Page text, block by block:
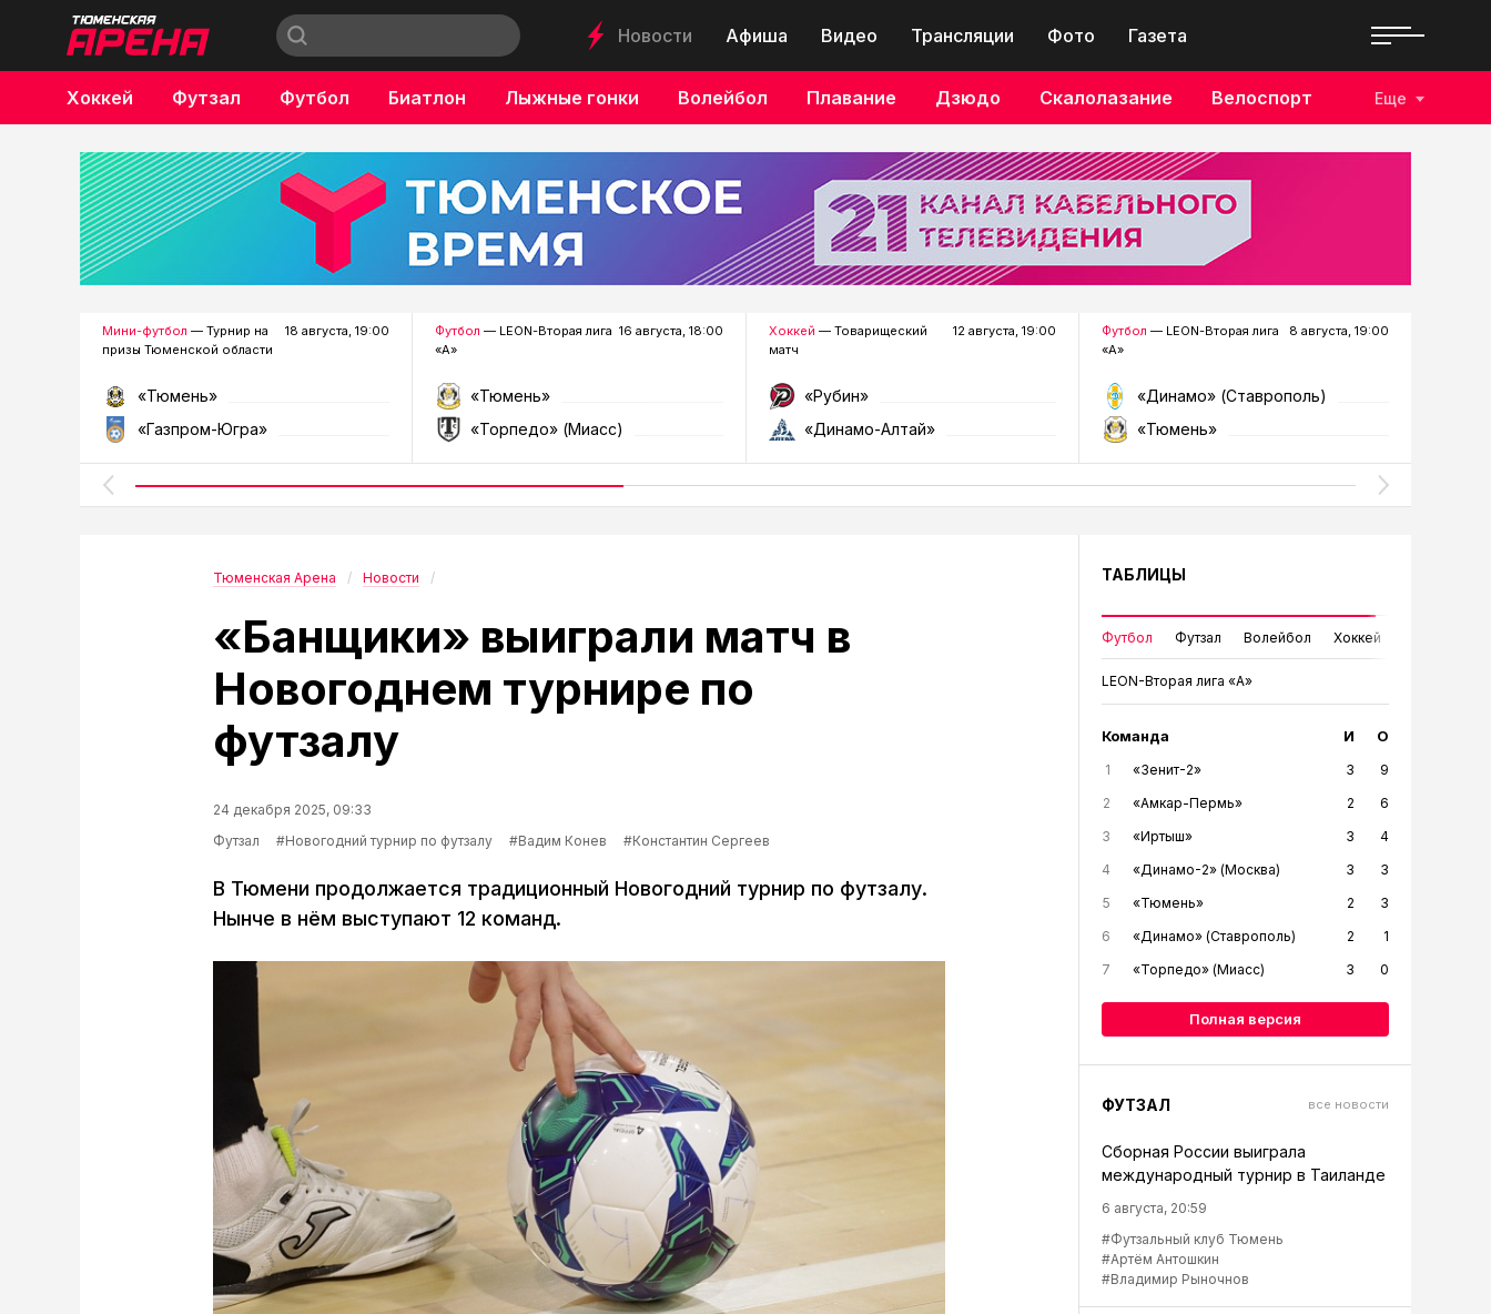
Новости Афиша Видео Трансляции Фото Газета
Хоккей Футзал Футбол Биатлон Лыжные гонки Волейбол Плавание Дзюдо Скалолазание Велоспорт
Бокс
Еще
Мини-футбол — Турнир на
призы Тюменской области
18 августа, 19:00
«Тюмень»
«Газпром-Югра»
Футбол — LEON-Вторая лига
«А»
16 августа, 18:00
«Тюмень»
«Торпедо» (Миасс)
Хоккей — Товарищеский
матч
12 августа, 19:00
«Рубин»
«Динамо-Алтай»
Футбол — LEON-Вторая лига
«А»
8 августа, 19:00
«Динамо» (Ставрополь)
«Тюмень»
Тюменская Арена Новости
«Банщики» выиграли матч в
Новогоднем турнире по
футзалу
24 декабря 2025, 09:33
Футзал
#Новогодний турнир по футзалу #Вадим Конев #Константин Сергеев
В Тюмени продолжается традиционный Новогодний турнир по футзалу.
Нынче в нём выступают 12 команд.
ТАБЛИЦЫ
Футбол Футзал Волейбол Хоккей
LEON-Вторая лига «А»
Команда И О
1 «Зенит-2» 3
9
2
«Амкар-Пермь» 2
6
3
«Иртыш» 3
4
4
«Динамо-2» (Москва) 3
3
5
«Тюмень» 2
3
6
«Динамо» (Ставрополь) 2
1
7
«Торпедо» (Миасс) 3 0
Полная версия
ФУТЗАЛ все новости
Сборная России выиграла
международный турнир в Таиланде
6 августа, 20:59
#Футзальный клуб Тюмень
#Артём Антошкин
#Владимир Рыночнов